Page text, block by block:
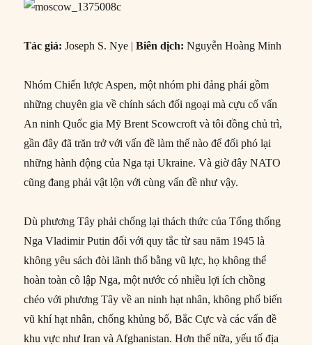
Tác giả: Joseph S. Nye |Biên dịch: Nguyễn Hoàng Minh
Nhóm Chiến lược Aspen, một nhóm phi đảng phái gồm
những chuyên gia về chính sách đối ngoại mà cựu cố vấn
An ninh Quốc gia Mỹ Brent Scowcroft và tôi đồng chủ trì,
gần đây đã trăn trở với vấn đề làm thế nào để đối phó lại
những hành động của Nga tại Ukraine. Và giờ đây NATO
cũng đang phải vật lộn với cùng vấn đề như vậy.
Dù phương Tây phải chống lại thách thức của Tổng thống
Nga Vladimir Putin đối với quy tắc từ sau năm 1945 là
không yêu sách đòi lãnh thổ bằng vũ lực, họ không thể
hoàn toàn cô lập Nga, một nước có nhiều lợi ích chồng
chéo với phương Tây về an ninh hạt nhân, không phổ biến
vũ khí hạt nhân, chống khủng bố, Bắc Cực và các vấn đề
khu vực như Iran và Afghanistan. Hơn thế nữa, yếu tố địa